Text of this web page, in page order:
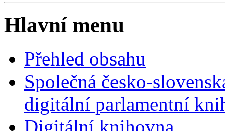
Hlavní menu
Přehled obsahu
Společná česko-
digitální parlamentní